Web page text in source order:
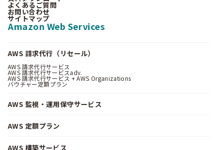
よくあるご質問
お問い合わせ
サイトマップ
Amazon Web Services
AWS 請求代行（リセール）
AWS 請求代行サービス
AWS 請求代行サービスadv.
AWS 請求代行サービス + AWS Organizations
バウチャー定額プラン
AWS 監視・運用保守サービス
AWS 定額プラン
AWS 構築サービス